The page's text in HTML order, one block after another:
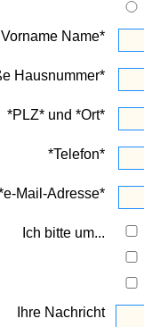
Name*
Hausnummer*
*PLZ* und *Ort*
*Telefon*
Mail-Adresse*
Ich bitte um...
Ihre Nachricht